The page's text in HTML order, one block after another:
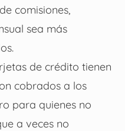
comisiones,
sea más
de crédito tienen
cobrados a los
para quienes no
a veces no